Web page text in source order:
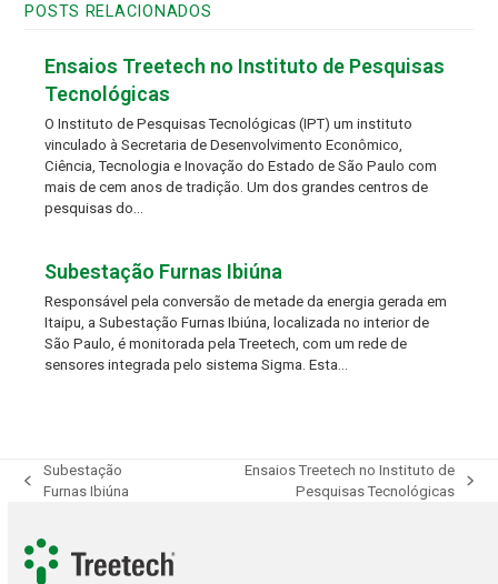
POSTS RELACIONADOS
Ensaios Treetech no Instituto de Pesquisas
Tecnológicas
O Instituto de Pesquisas Tecnológicas (IPT) um instituto
vinculado à Secretaria de Desenvolvimento Econômico,
Ciência, Tecnologia e Inovação do Estado de São Paulo com
mais de cem anos de tradição. Um dos grandes centros de
pesquisas do…
Subestação Furnas Ibiúna
Responsável pela conversão de metade da energia gerada em
Itaipu, a Subestação Furnas Ibiúna, localizada no interior de
São Paulo, é monitorada pela Treetech, com um rede de
sensores integrada pelo sistema Sigma. Esta…
previous
Subestação
Furnas Ibiúna
Ensaios Treetech no Instituto de
Pesquisas Tecnológicas